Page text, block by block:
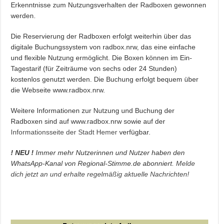
Erkenntnisse zum Nutzungsverhalten der Radboxen gewonnen
werden.
Die Reservierung der Radboxen erfolgt weiterhin über das
digitale Buchungssystem von radbox.nrw, das eine einfache
und flexible Nutzung ermöglicht. Die Boxen können im Ein-
Tagestarif (für Zeiträume von sechs oder 24 Stunden)
kostenlos genutzt werden. Die Buchung erfolgt bequem über
die Webseite www.radbox.nrw.
Weitere Informationen zur Nutzung und Buchung der
Radboxen sind auf www.radbox.nrw sowie auf der
Informationsseite der Stadt Hemer verfügbar.
! NEU ! Immer mehr Nutzerinnen und Nutzer haben den
WhatsApp-Kanal von Regional-Stimme.de abonniert.Melde
dich jetzt an und erhalte regelmäßig aktuelle Nachrichten!